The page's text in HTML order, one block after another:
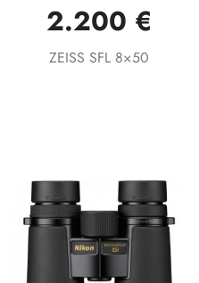
2.200 €
ZEISS SFL 8×50